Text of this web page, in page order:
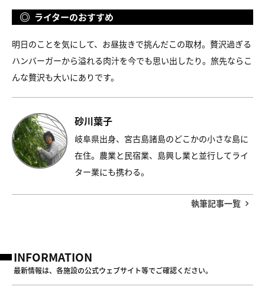
ライターのおすすめ
明日のことを気にして、お昼抜きで挑んだこの取材。贅沢過ぎる
ハンバーガーから溢れる肉汁を今でも思い出したり。旅先ならこ
んな贅沢も大いにありです。
砂川葉子
岐阜県出身、宮古島諸島のどこかの小さな島に
在住。農業と民宿業、島興し業と並行してライ
ター業にも携わる。
執筆記事一覧
INFORMATION
最新情報は、各施設の公式ウェブサイト等でご確認ください。